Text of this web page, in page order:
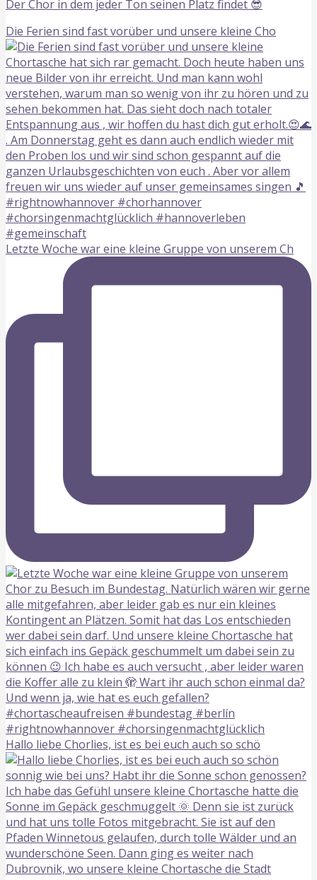
Der Chor in dem jeder Ton seinen Platz findet 😎
Die Ferien sind fast vorüber und unsere kleine Cho
Letzte Woche war eine kleine Gruppe von unserem Ch
Hallo liebe Chorlies, ist es bei euch auch so schö